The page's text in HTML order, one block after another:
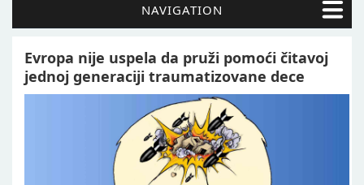
NAVIGATION
Evropa nije uspela da pruži pomoći čitavoj
jednoj generaciji traumatizovane dece